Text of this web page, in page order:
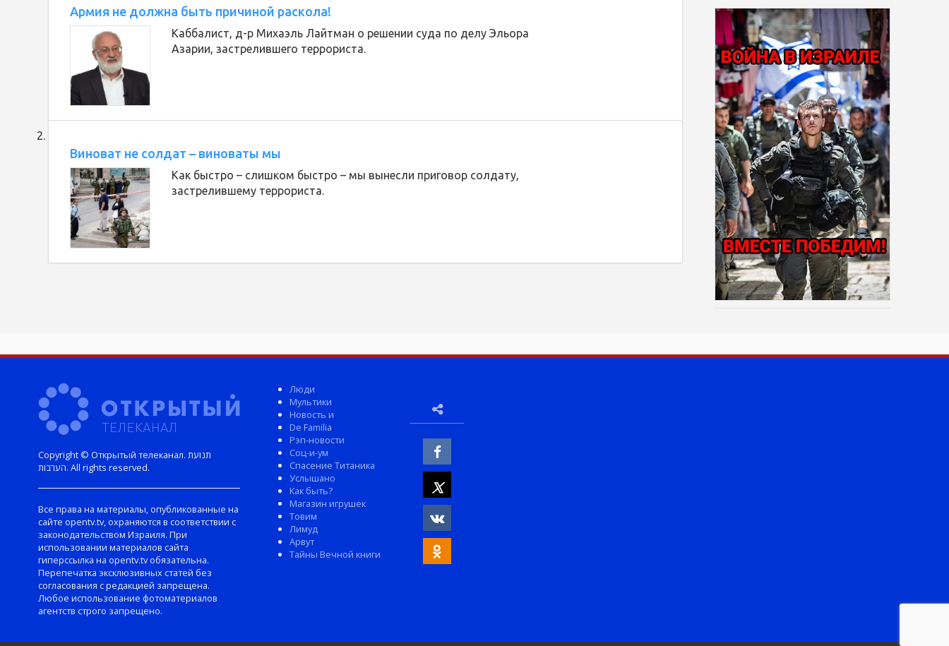
Армия не должна быть причиной раскола!
Каббалист, д-р Михаэль Лайтман о решении суда по делу Эльора
Азарии, застрелившего террориста.
Виноват не солдат – виноваты мы
Как быстро – слишком быстро – мы вынесли приговор солдату,
застрелившему террориста.
Copyright © Открытый телеканал. תנועת
הערבות. All rights reserved.
Все права на материалы, опубликованные на
сайте opentv.tv, охраняются в соответствии с
законодательством Израиля. При
использовании материалов сайта
гиперссылка на opentv.tv обязательна.
Перепечатка эксклюзивных статей без
согласования с редакцией запрещена.
Любое использование фотоматериалов
агентств строго запрещено.
Люди
Мультики
Новость и
De Familia
Рэп-новости
Соц-и-ум
Спасение Титаника
Услышано
Как быть?
Магазин игрушек
Товим
Лимуд
Арвут
Тайны Вечной книги